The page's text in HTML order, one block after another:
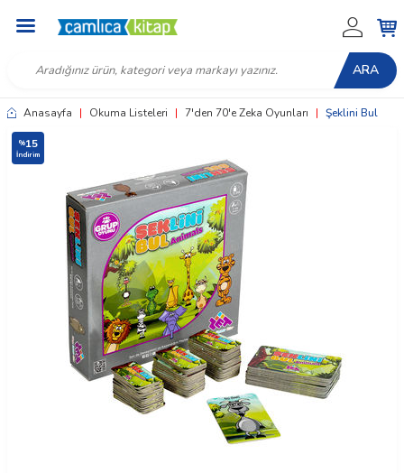
ARA
Anasayfa | Okuma Listeleri | 7'den 70'e Zeka Oyunları | Şeklini Bul
%15
İndirim